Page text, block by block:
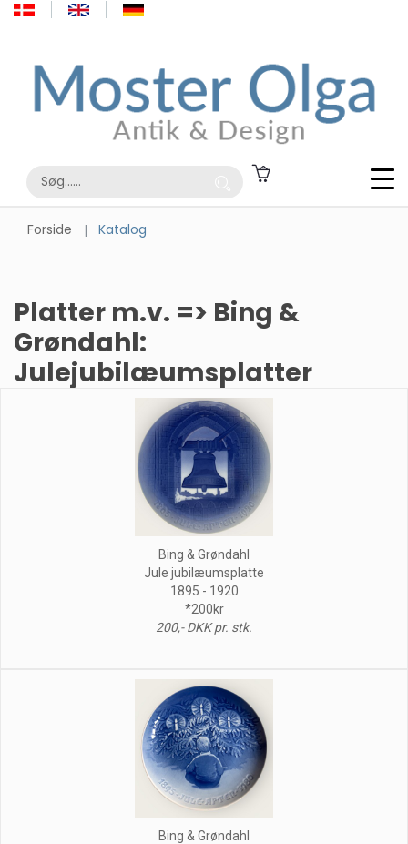
Forside Katalog
Platter m.v. => Bing &
Grøndahl:
Julejubilæumsplatter
Bing & Grøndahl
Jule jubilæumsplatte
1895 - 1920
*200kr
200,- DKK pr. stk.
Bing & Grøndahl